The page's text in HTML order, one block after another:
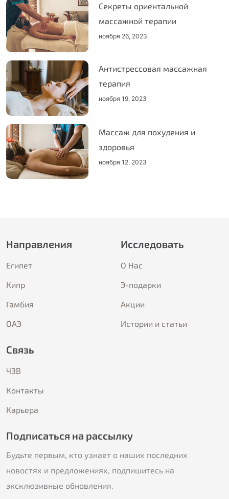
Секреты ориентальной
массажной терапии
ноября 26, 2023
Антистрессовая массажная
терапия
ноября 19, 2023
Массаж для похудения и
здоровья
ноября 12, 2023
Направления
Египет
Кипр
Гамбия
ОАЭ
Исследовать
О Hас
Э-подарки
Акции
Истории и статьи
Связь
ЧЗВ
Контакты
Карьера
Подписаться на рассылку
Будьте первым, кто узнает о наших последних
новостях и предложениях, подпишитесь на
эксклюзивные обновления.